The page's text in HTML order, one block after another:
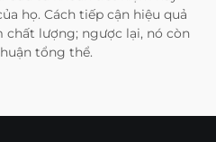
họ. Cách tiếp cận hiệu quả
lượng; ngược lại, nó còn
tổng thể.